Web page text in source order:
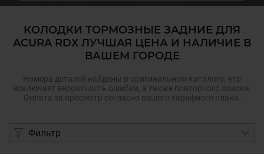
КОЛОДКИ ТОРМОЗНЫЕ ЗАДНИЕ ДЛЯ
ACURA RDX ЛУЧШАЯ ЦЕНА И НАЛИЧИЕ В
ВАШЕМ ГОРОДЕ
Номера деталей найдены в оригинальном каталоге, что
исключает вероятность ошибки, а также повторного поиска.
Оплата за просмотр согласно вашего тарифного плана.
Фильтр